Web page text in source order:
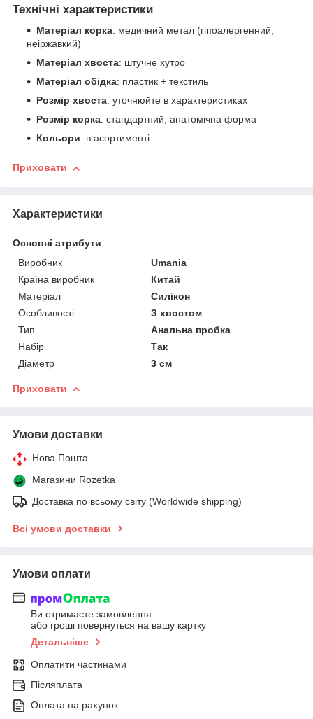
Технічні характеристики
Матеріал корка: медичний метал (гіпоалергенний,
неіржавкий)
Матеріал хвоста: штучне хутро
Матеріал обідка: пластик + текстиль
Розмір хвоста: уточнюйте в характеристиках
Розмір корка: стандартний, анатомічна форма
Кольори: в асортименті
Приховати
Характеристики
Основні атрибути
Виробник
Umania
Країна виробник
Китай
Матеріал
Силікон
Особливості
З хвостом
Тип
Анальна пробка
Набір
Так
Діаметр
3 см
Приховати
Умови доставки
Нова Пошта
Магазини Rozetka
Доставка по всьому світу (Worldwide shipping)
Всі умови доставки
Умови оплати
Ви отримаєте замовлення
або гроші повернуться на вашу картку
Детальніше
Оплатити частинами
Післяплата
Оплата на рахунок